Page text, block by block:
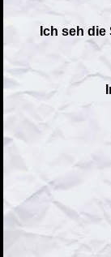
Ich seh